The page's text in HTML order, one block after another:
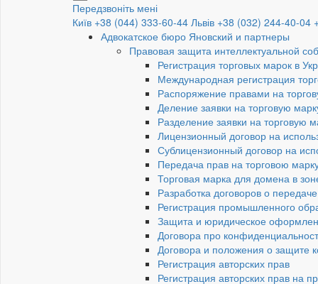
Передзвоніть мені
Київ +38 (044) 333-60-44 Львів +38 (032) 244-40-04
Адвокатское бюро Яновский и партнеры
Правовая защита интеллектуальной
Регистрация торговых марок в
Международная регистрация
Распоряжение правами на
Деление заявки на торговую
Разделение заявки на торговую
Лицензионный договор на
Сублицензионный договор на
Передача прав на торговою
Торговая марка для домена в
Разработка договоров о
Регистрация промышленного
Защита и юридическое
Договора про
Договора и положения о защите
Регистрация авторских прав
Регистрация авторских прав на